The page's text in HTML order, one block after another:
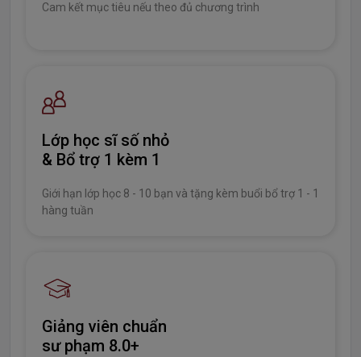
Cam kết mục tiêu nếu theo đủ chương trình
Lớp học sĩ số nhỏ
& Bổ trợ 1 kèm 1
Giới hạn lớp học 8 - 10 bạn và tặng kèm buổi bổ trợ 1 - 1
hàng tuần
Giảng viên chuẩn
sư phạm 8.0+